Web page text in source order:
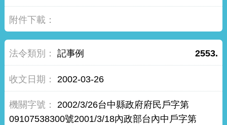
2553.
記事例
2002-03-26
2002/3/26台中縣政府府民戶字第
09107538300號2001/3/18內政部台內中戶字第